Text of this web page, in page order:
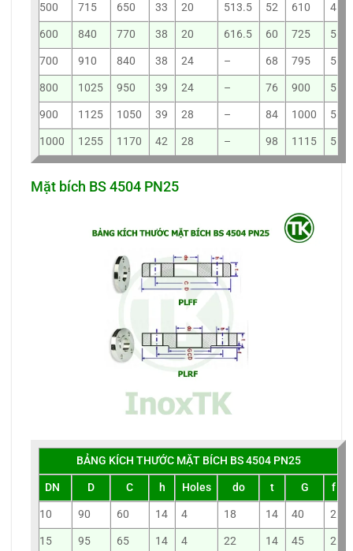
500
715 650 33 20 513.5 52 610
4
600
840 770 38 20 616.5 60 725
5
700
910 840 38 24 – 68 795
5
800
1025 950 39 24 – 76 900
5
900
1125 1050 39 28 – 84 1000
5
1000
1255 1170 42 28 – 98 1115 5
Mặt bích BS 4504 PN25
BẢNG KÍCH THƯỚC MẶT BÍCH BS 4504 PN25
DN
D C h Holes do t G
f
10
90 60 14 4 18 14 40
2
15
95 65 14 4 22 14 45
2